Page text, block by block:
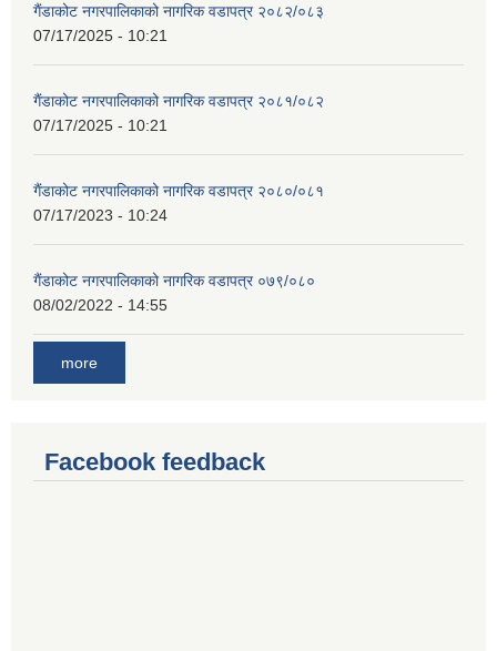
गैंडाकोट नगरपालिकाको नागरिक वडापत्र २०८२/०८३
07/17/2025 - 10:21
गैंडाकोट नगरपालिकाको नागरिक वडापत्र २०८१/०८२
07/17/2025 - 10:21
गैंडाकोट नगरपालिकाको नागरिक वडापत्र २०८०/०८१
07/17/2023 - 10:24
गैंडाकोट नगरपालिकाको नागरिक वडापत्र ०७९/०८०
08/02/2022 - 14:55
more
Facebook feedback